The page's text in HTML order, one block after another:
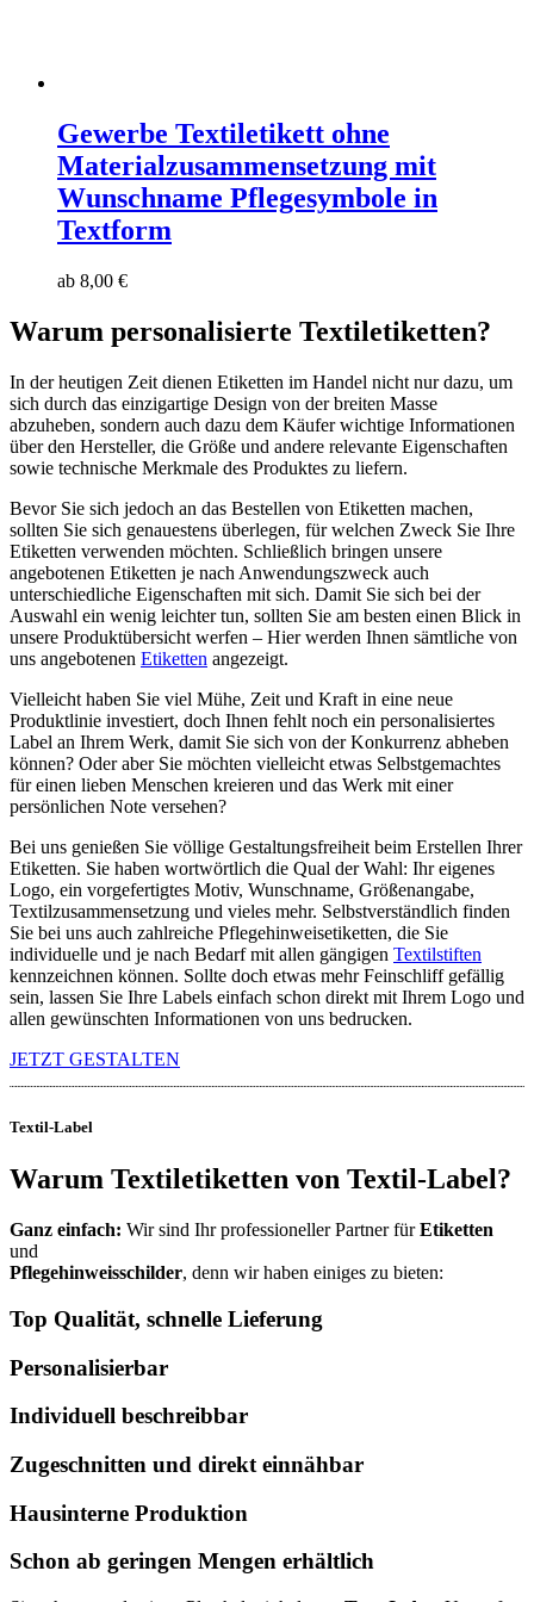
Gewerbe Textiletikett ohne
Materialzusammensetzung mit
Wunschname Pflegesymbole in
Textform
ab 8,00 €
Warum personalisierte Textiletiketten?
In der heutigen Zeit dienen Etiketten im Handel nicht nur dazu, um
sich durch das einzigartige Design von der breiten Masse
abzuheben, sondern auch dazu dem Käufer wichtige Informationen
über den Hersteller, die Größe und andere relevante Eigenschaften
sowie technische Merkmale des Produktes zu liefern.
Bevor Sie sich jedoch an das Bestellen von Etiketten machen,
sollten Sie sich genauestens überlegen, für welchen Zweck Sie Ihre
Etiketten verwenden möchten. Schließlich bringen unsere
angebotenen Etiketten je nach Anwendungszweck auch
unterschiedliche Eigenschaften mit sich. Damit Sie sich bei der
Auswahl ein wenig leichter tun, sollten Sie am besten einen Blick in
unsere Produktübersicht werfen – Hier werden Ihnen sämtliche von
uns angebotenen Etiketten angezeigt.
Vielleicht haben Sie viel Mühe, Zeit und Kraft in eine neue
Produktlinie investiert, doch Ihnen fehlt noch ein personalisiertes
Label an Ihrem Werk, damit Sie sich von der Konkurrenz abheben
können? Oder aber Sie möchten vielleicht etwas Selbstgemachtes
für einen lieben Menschen kreieren und das Werk mit einer
persönlichen Note versehen?
Bei uns genießen Sie völlige Gestaltungsfreiheit beim Erstellen Ihrer
Etiketten. Sie haben wortwörtlich die Qual der Wahl: Ihr eigenes
Logo, ein vorgefertigtes Motiv, Wunschname, Größenangabe,
Textilzusammensetzung und vieles mehr. Selbstverständlich finden
Sie bei uns auch zahlreiche Pflegehinweisetiketten, die Sie
individuelle und je nach Bedarf mit allen gängigen Textilstiften
kennzeichnen können. Sollte doch etwas mehr Feinschliff gefällig
sein, lassen Sie Ihre Labels einfach schon direkt mit Ihrem Logo und
allen gewünschten Informationen von uns bedrucken.
JETZT GESTALTEN
Textil-Label
Warum Textiletiketten von Textil-Label?
Ganz einfach: Wir sind Ihr professioneller Partner fürEtiketten
und
Pflegehinweisschilder, denn wir haben einiges zu bieten:
Top Qualität, schnelle Lieferung
Personalisierbar
Individuell beschreibbar
Zugeschnitten und direkt einnähbar
Hausinterne Produktion
Schon ab geringen Mengen erhältlich